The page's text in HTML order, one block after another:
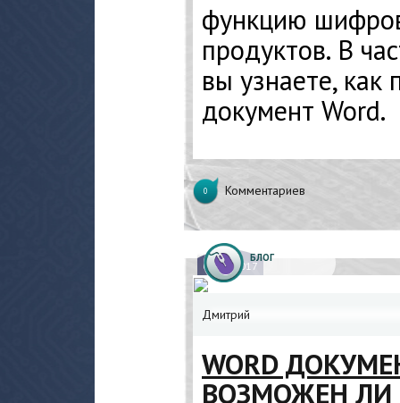
функцию
продуктов. В
вы узнаете, как
документ Word.
0 Комментариев
03.04.2017
БЛОГ
Дмитрий
WORD
ВОЗМОЖЕН ЛИ